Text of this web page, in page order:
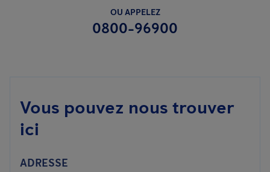
OU APPELEZ
0800-96900
Vous pouvez nous trouver
ici
ADRESSE